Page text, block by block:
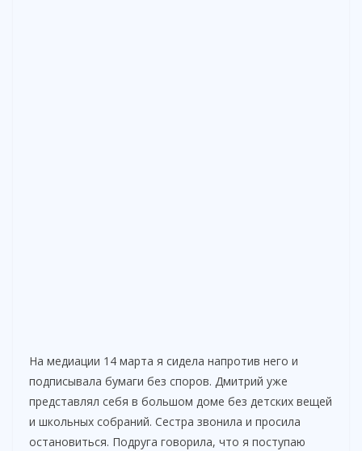
На медиации 14 марта я сидела напротив него и
подписывала бумаги без споров. Дмитрий уже
представлял себя в большом доме без детских вещей
и школьных собраний. Сестра звонила и просила
остановиться. Подруга говорила, что я поступаю